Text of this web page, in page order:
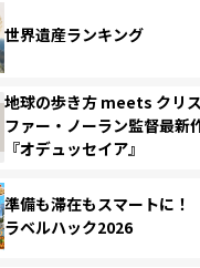
世界遺産ランキング
地球の歩き方 meets クリ
ファー・ノーラン監督最新
『オデュッセイア』
準備も滞在もスマートに
ラベルハック2026